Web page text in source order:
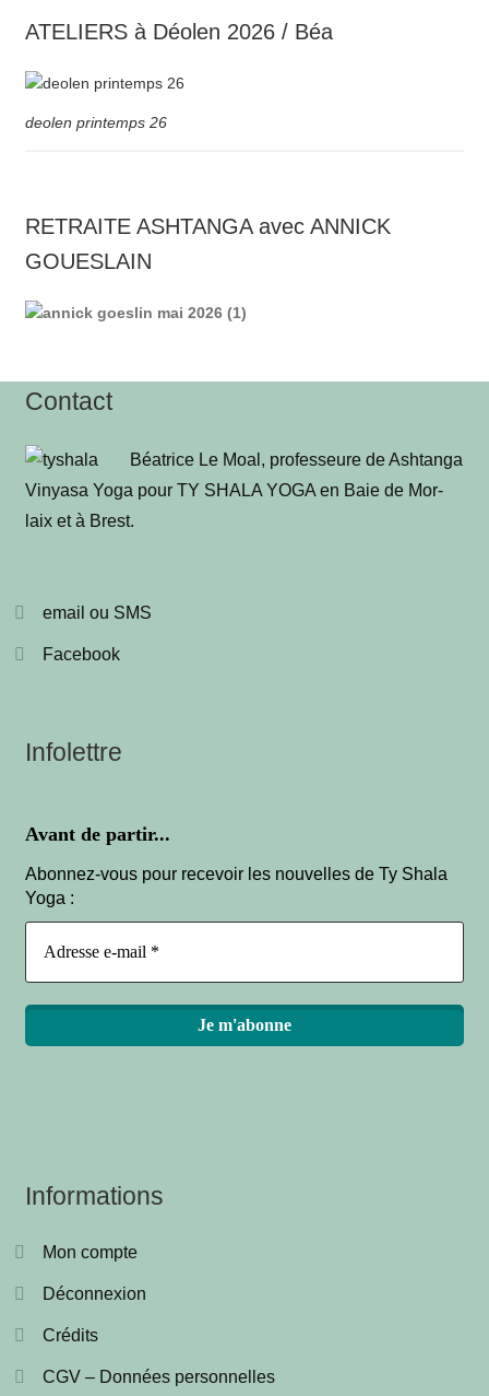
ATELIERS à Déolen 2026 / Béa
deolen printemps 26
RETRAITE ASHTANGA avec ANNICK
GOUESLAIN
Contact
Béa­trice Le Moal, pro­fes­seure de Ash­tan­ga
Vinya­sa Yoga pour TY SHALA YOGA en Baie de Mor­
laix et à Brest.
email ou SMS
Facebook
Infolettre
Avant de partir...
Abonnez-vous pour recevoir les nouvelles de Ty Shala
Yoga :
Informations
Mon compte
Déconnexion
Crédits
CGV – Données personnelles